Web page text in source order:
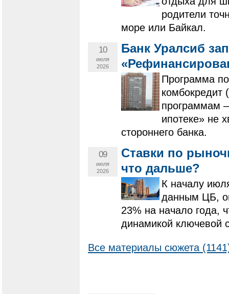
родители
море или Байкал.
10
июля
2026
Банк Уралсиб
Программа
комбокредит
программам
ипотеке» не
стороннего банка.
09
июля
2026
Ставки по
что дальше?
К началу
данным ЦБ,
23% на начало года,
динамикой ключевой
Все материалы сюжета